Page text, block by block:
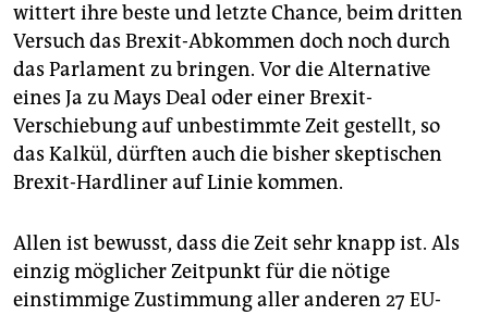
wittert ihre beste und letzte Chance, beim dritten
Versuch das Brexit-Abkommen doch noch durch
das Parlament zu bringen. Vor die Alternative
eines Ja zu Mays Deal oder einer Brexit-
Verschiebung auf unbestimmte Zeit gestellt, so
das Kalkül, dürften auch die bisher skeptischen
Brexit-Hardliner auf Linie kommen.
Allen ist bewusst, dass die Zeit sehr knapp ist. Als
einzig möglicher Zeitpunkt für die nötige
einstimmige Zustimmung aller anderen 27 EU-